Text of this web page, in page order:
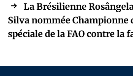
La Brésilienne
Silva nommée Championne
spéciale de la FAO contre la